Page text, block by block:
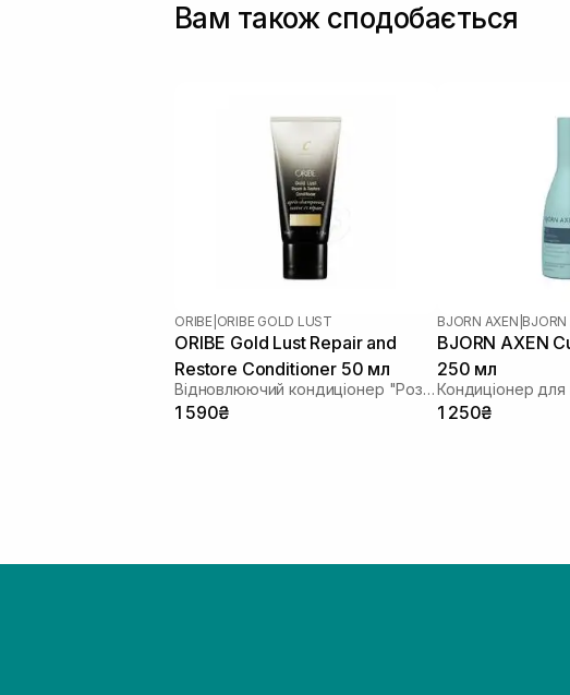
Вам також сподобається
ORIBE| ORIBE GOLD LUST
ORIBE Gold Lust Repair and
Restore Conditioner 50 мл
Відновлюючий кондиціонер "Розкіш золота"
1 590₴
BJORN AXEN BJORN
BJORN AXEN
250 мл
1 250₴